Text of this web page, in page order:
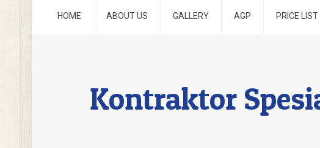
HOME ABOUT US GALLERY AGP PRICE LIST
Kontraktor